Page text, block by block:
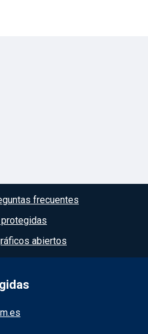
frecuentes
abiertos